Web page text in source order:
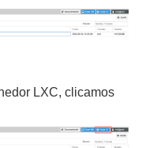
LXC, clicamos